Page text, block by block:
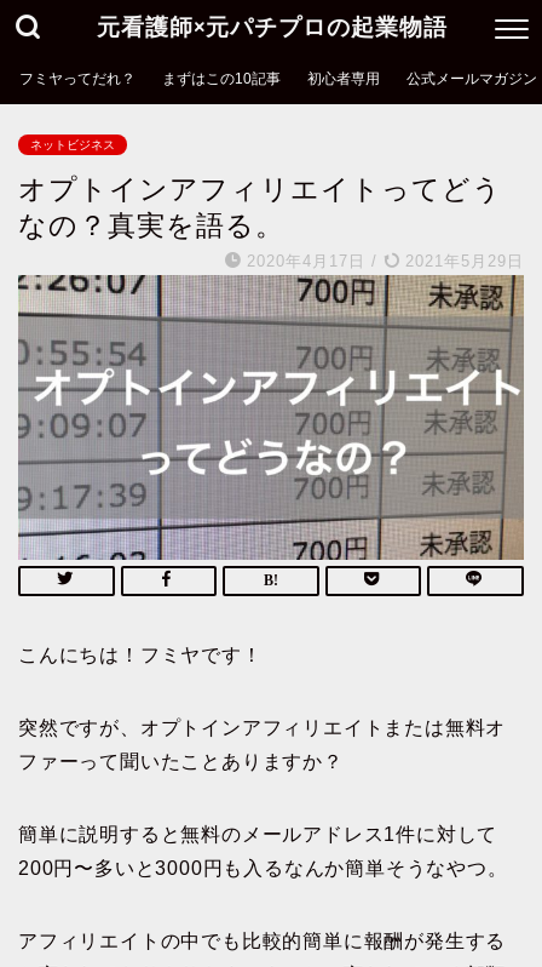
元看護師×元パチプロの起業物語
フミヤってだれ？ まずはこの10記事 初心者専用 公式メールマガジン
ネットビジネス
オプトインアフィリエイトってどう
なの？真実を語る。
2020年4月17日 / 2021年5月29日
こんにちは！フミヤです！
突然ですが、オプトインアフィリエイトまたは無料オ
ファーって聞いたことありますか？
簡単に説明すると無料のメールアドレス1件に対して
200円〜多いと3000円も入るなんか簡単そうなやつ。
アフィリエイトの中でも比較的簡単に報酬が発生する